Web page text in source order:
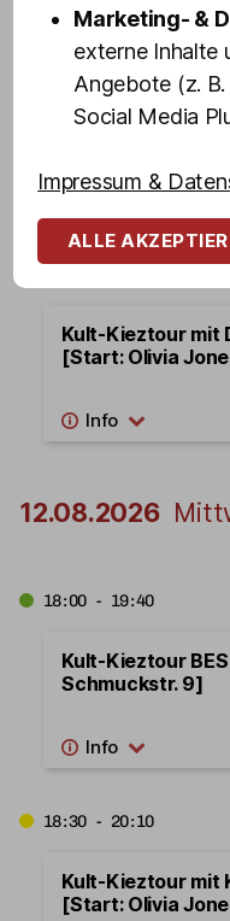
19:00 - 20:40
Kult-Kieztour mit
[Start: Olivia
Kult-Kieztour mit
[Start: Olivia
12.08.2026
18:00 - 19:40
Kult-Kieztour
Schmuckstr. 9]
18:30 - 20:10
Kult-Kieztour mit
[Start: Olivia
Marketing- &
externe Inhalte
Angebote (z.
Social Media
Impressum &
ALLE